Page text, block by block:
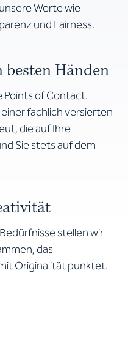
Werte wie
und Fairness.
besten Händen
Points of Contact.
fachlich versierten
die auf Ihre
Sie stets auf dem
stellen wir
das
Originalität punktet.